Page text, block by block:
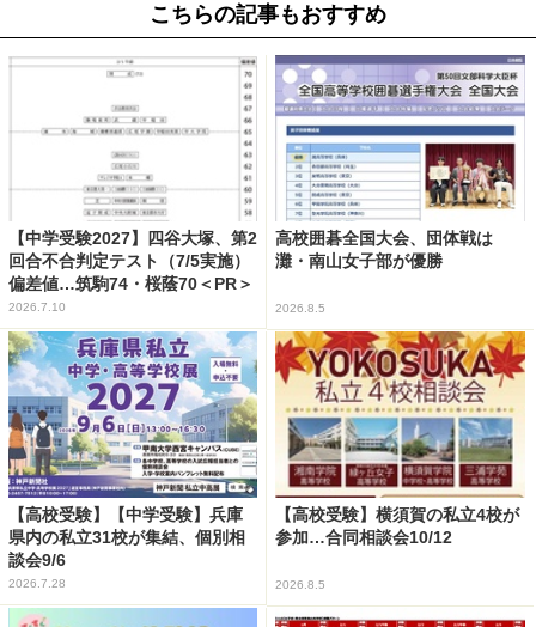
こちらの記事もおすすめ
【中学受験2027】四谷大塚、第2
回合不合判定テスト（7/5実施）
偏差値…筑駒74・桜蔭70＜PR＞
2026.7.10
高校囲碁全国大会、団体戦は
灘・南山女子部が優勝
2026.8.5
【高校受験】【中学受験】兵庫
県内の私立31校が集結、個別相
談会9/6
2026.7.28
【高校受験】横須賀の私立4校が
参加…合同相談会10/12
2026.8.5